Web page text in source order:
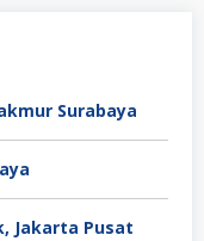
Surabaya
Jakarta Pusat